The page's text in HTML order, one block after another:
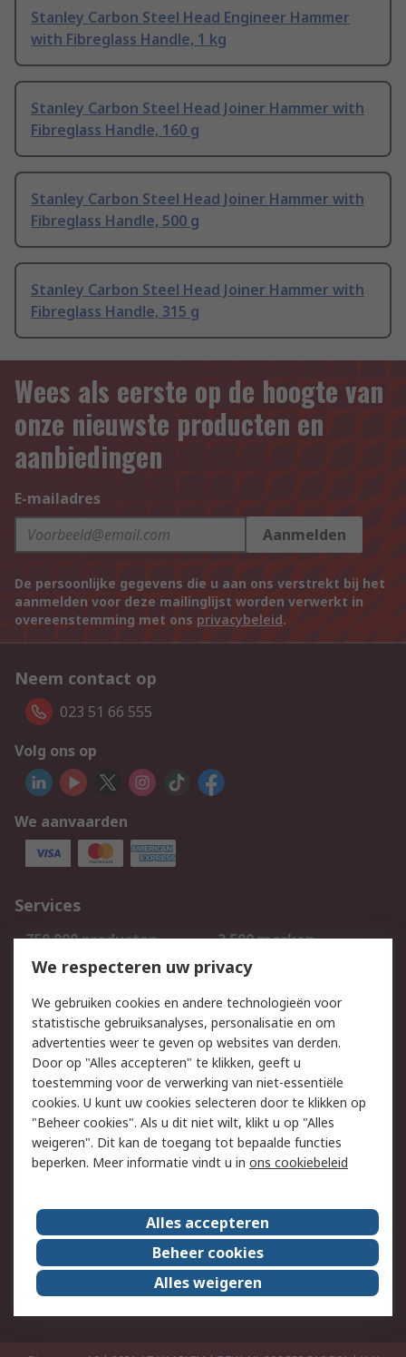
Stanley Carbon Steel Head Engineer Hammer
with Fibreglass Handle, 1 kg
Stanley Carbon Steel Head Joiner Hammer with
Fibreglass Handle, 160 g
Stanley Carbon Steel Head Joiner Hammer with
Fibreglass Handle, 500 g
Stanley Carbon Steel Head Joiner Hammer with
Fibreglass Handle, 315 g
Wees als eerste op de hoogte van
onze nieuwste producten en
aanbiedingen
E-mailadres
Aanmelden
De persoonlijke gegevens die u aan ons verstrekt bij het
aanmelden voor deze mailinglijst worden verwerkt in
overeenstemming met ons privacybeleid.
Neem contact op
023 51 66 555
Volg ons op
We aanvaarden
Services
750.000 producten
2.500 merken
Bestellen
Inkoopoplossingen
Track & Trace
Wettelijk
Cookiebeleid
Email veiligheid
Privacybeleid
Websitevoorwaarden
Algemene
verkoopvoorwaarden
Over RS
RS Group
Over ons
RS wereldwijd
Werken bij RS
ESG
We respecteren uw privacy
We gebruiken cookies en andere technologieën voor
statistische gebruiksanalyses, personalisatie en om
advertenties weer te geven op websites van derden.
Door op "Alles accepteren" te klikken, geeft u
toestemming voor de verwerking van niet-essentiële
cookies. U kunt uw cookies selecteren door te klikken op
"Beheer cookies". Als u dit niet wilt, klikt u op "Alles
weigeren". Dit kan de toegang tot bepaalde functies
beperken. Meer informatie vindt u in ons cookiebeleid
Alles accepteren
Beheer cookies
Alles weigeren